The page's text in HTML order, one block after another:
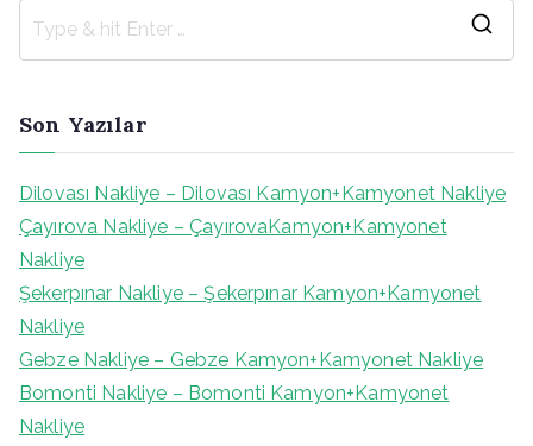
Son Yazılar
Dilovası Nakliye – Dilovası Kamyon+Kamyonet Nakliye
Çayırova Nakliye – ÇayırovaKamyon+Kamyonet
Nakliye
Şekerpınar Nakliye – Şekerpınar Kamyon+Kamyonet
Nakliye
Gebze Nakliye – Gebze Kamyon+Kamyonet Nakliye
Bomonti Nakliye – Bomonti Kamyon+Kamyonet
Nakliye